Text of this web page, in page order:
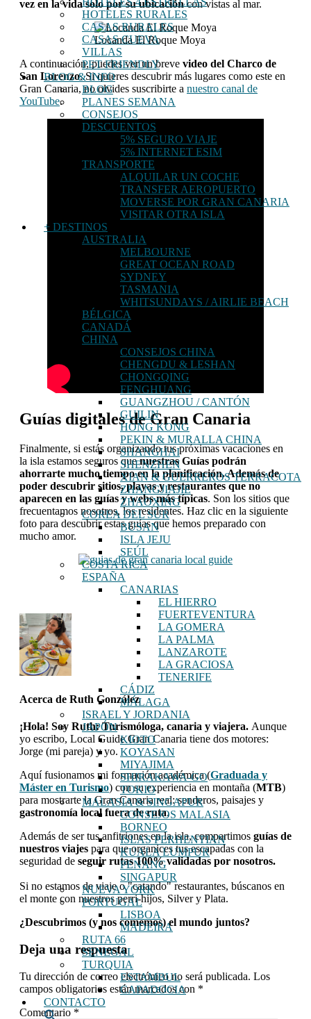
HOTELES RURALES
CASAS RURALES
CASAS CUEVA
VILLAS
PET FRIENDLY
BLOG & INFO
BLOG
PLANES SEMANA
CONSEJOS
DESCUENTOS
5% SEGURO VIAJE
5% INTERNET ESIM
TRANSPORTE
ALQUILAR UN COCHE
TRANSFER AEROPUERTO
MOVERSE POR GRAN CANARIA
VISITAR OTRA ISLA
+ DESTINOS
AUSTRALIA
MELBOURNE
GREAT OCEAN ROAD
SYDNEY
TASMANIA
WHITSUNDAYS / AIRLIE BEACH
BÉLGICA
CANADÁ
CHINA
CONSEJOS CHINA
CHENGDU & LESHAN
CHONGQING
FENGHUANG
GUANGZHOU / CANTÓN
GUILIN
HONG KONG
PEKIN & MURALLA CHINA
SHANGHAI
SHENZHEN
XIAN & GUERREROS TERRACOTA
ZHANGJIAJIE
ZHAOXING
COREA DEL SUR
BUSAN
ISLA JEJU
SEÚL
COSTA RICA
ESPAÑA
CANARIAS
EL HIERRO
FUERTEVENTURA
LA GOMERA
LA PALMA
LANZAROTE
LA GRACIOSA
TENERIFE
CÁDIZ
MÁLAGA
ISRAEL Y JORDANIA
JAPÓN
KIOTO
KOYASAN
MIYAJIMA
SHIRAKAWA-GO
TOKIO
MALASIA & SINGAPUR
CONSEJOS MALASIA
BORNEO
ISLAS PERHENTIAN
KUALA LUMPUR
PENANG
SINGAPUR
NUEVA YORK
PORTUGAL
LISBOA
MADEIRA
RUTA 66
SENEGAL
TURQUIA
ESTAMBUL
CAPADOCIA
CONTACTO
vez en la vida solo por su ubicacióncon vistas al mar.
Locanda El Roque Moya
A continuación, puedes ver un breve video del Charco de
San Lorenzo. Si quieres descubrir más lugares como este en
Gran Canaria, no olvides suscribirte a nuestro canal de
YouTube.
Guías digitales de Gran Canaria
Finalmente, si estás organizando tus próximas vacaciones en
la isla estamos seguros quenuestras Guías podrán
ahorrarte mucho tiempo en la planificación. Además de
poder descubrir sitios, playas y restaurantes que no
aparecen en las guías y webs más típicas. Son los sitios que
frecuentamos nosotros, los residentes. Haz clic en la siguiente
foto para descubrir estas guías que hemos preparado con
mucho amor.
Acerca de Ruth González
¡Hola! Soy Ruth: Turismóloga, canaria y viajera. Aunque
yo escribo, Local Guide Gran Canaria tiene dos motores:
Jorge (mi pareja) y yo.
Aquí fusionamos mi formación académica (Graduada y
Máster en Turismo) con su experiencia en montaña (MTB)
para mostrarte la Gran Canaria real: senderos, paisajes y
gastronomía local fuera de ruta.
Además de ser tus anfitriones en la isla, compartimos guías de
nuestros viajes para que organices tus escapadas con la
seguridad de seguir rutas 100% validadas por nosotros.
Si no estamos de viaje o "catando" restaurantes, búscanos en
el monte con nuestros perri-hijos, Silver y Plata.
¿Descubrimos (y nos comemos) el mundo juntos?
Interacciones
los
lectores
Deja una respuesta
Tu dirección de correo electrónico no será publicada. Los
campos obligatorios están marcados con *
Comentario *